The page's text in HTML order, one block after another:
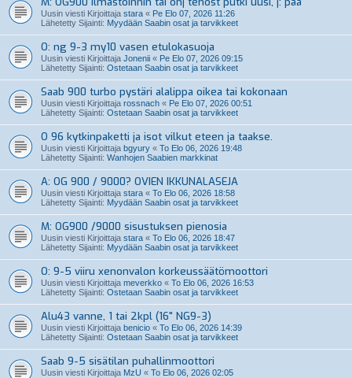
Uusin viesti Kirjoittaja stara « Pe Elo 07, 2026 11:26
Lähetetty Sijainti: Myydään Saabin osat ja tarvikkeet
O: ng 9-3 my10 vasen etulokasuoja
Uusin viesti Kirjoittaja Jonenii « Pe Elo 07, 2026 09:15
Lähetetty Sijainti: Ostetaan Saabin osat ja tarvikkeet
Saab 900 turbo pystäri alalippa oikea tai kokonaan
Uusin viesti Kirjoittaja rossnach « Pe Elo 07, 2026 00:51
Lähetetty Sijainti: Ostetaan Saabin osat ja tarvikkeet
O 96 kytkinpaketti ja isot vilkut eteen ja taakse.
Uusin viesti Kirjoittaja bgyury « To Elo 06, 2026 19:48
Lähetetty Sijainti: Wanhojen Saabien markkinat
A: OG 900 / 9000? OVIEN IKKUNALASEJA
Uusin viesti Kirjoittaja stara « To Elo 06, 2026 18:58
Lähetetty Sijainti: Myydään Saabin osat ja tarvikkeet
M: OG900 /9000 sisustuksen pienosia
Uusin viesti Kirjoittaja stara « To Elo 06, 2026 18:47
Lähetetty Sijainti: Myydään Saabin osat ja tarvikkeet
O: 9-5 viiru xenonvalon korkeussäätömoottori
Uusin viesti Kirjoittaja meverkko « To Elo 06, 2026 16:53
Lähetetty Sijainti: Ostetaan Saabin osat ja tarvikkeet
Alu43 vanne, 1 tai 2kpl (16" NG9-3)
Uusin viesti Kirjoittaja benicio « To Elo 06, 2026 14:39
Lähetetty Sijainti: Ostetaan Saabin osat ja tarvikkeet
Saab 9-5 sisätilan puhallinmoottori
Uusin viesti Kirjoittaja MzU « To Elo 06, 2026 02:05